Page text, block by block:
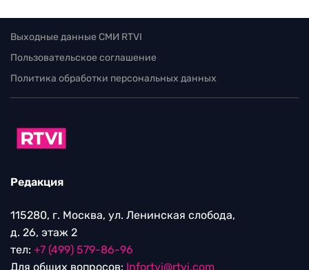
Выходные данные СМИ RTVI
Пользовательское соглашение
Политика обработки персональных данных
Редакция
115280, г. Москва, ул. Ленинская слобода,
д. 26, этаж 2
тел: +7 (499) 579-86-96
Для общих вопросов: Infortvi@rtvi.com